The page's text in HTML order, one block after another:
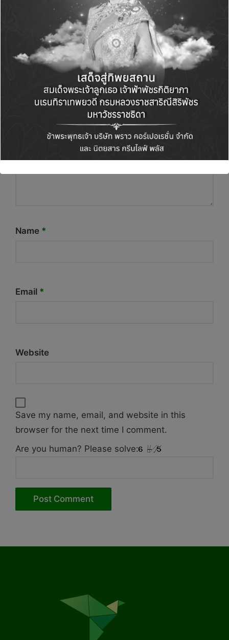
Leave a Reply
Your email address will not be published.
Required fields are marked
*
Name *
Email *
Website
Save my name, email, and website in this
browser for the next time I comment.
Are you human? Please solve: